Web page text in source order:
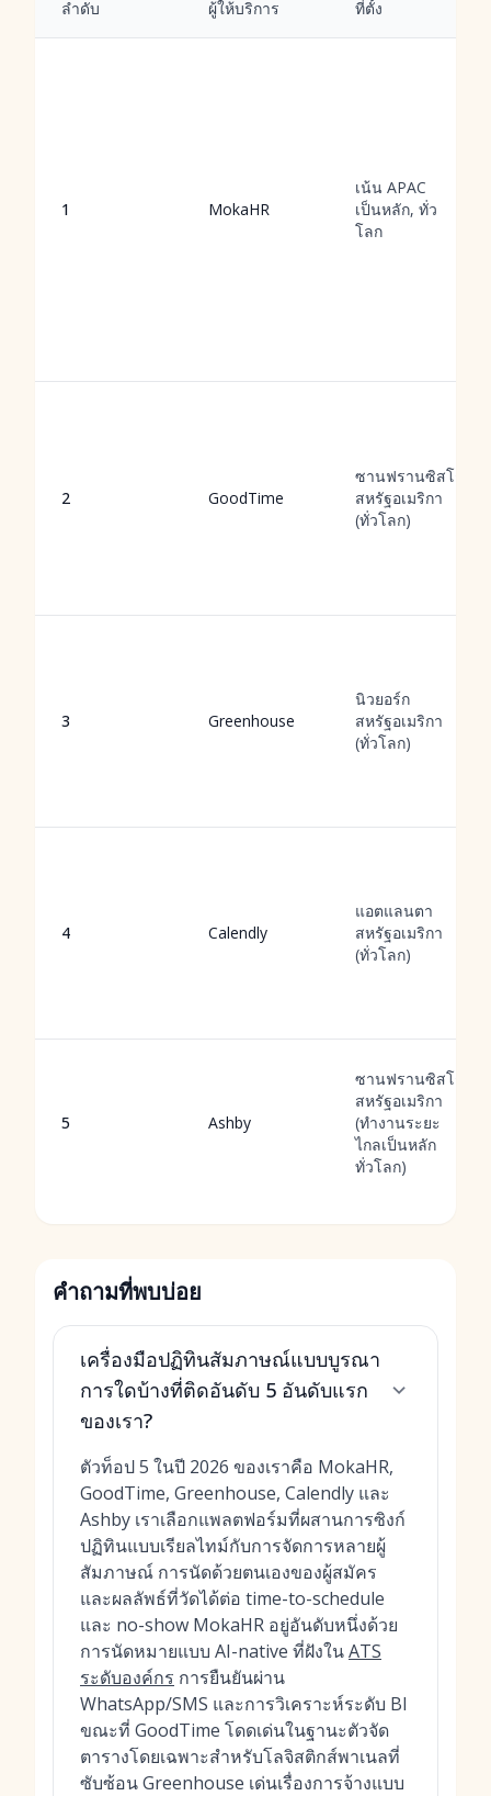
ลำดับ ผู้ให้บริการ ที่ตั้ง
1 MokaHR
เน้น APAC
เป็นหลัก, ทั่ว
โลก
2 GoodTime
ซานฟรานซิสโก
สหรัฐอเมริกา
(ทั่วโลก)
3 Greenhouse
นิวยอร์ก
สหรัฐอเมริกา
(ทั่วโลก)
4 Calendly
แอตแลนตา
สหรัฐอเมริกา
(ทั่วโลก)
5 Ashby
ซานฟรานซิสโก
สหรัฐอเมริกา
(ทำงานระยะ
ไกลเป็นหลัก
ทั่วโลก)
คำถามที่พบบ่อย
เครื่องมือปฏิทินสัมภาษณ์แบบบูรณา
การใดบ้างที่ติดอันดับ 5 อันดับแรก
ของเรา?
ตัวท็อป 5 ในปี 2026 ของเราคือ MokaHR,
GoodTime, Greenhouse, Calendly และ
Ashby เราเลือกแพลตฟอร์มที่ผสานการซิงก์
ปฏิทินแบบเรียลไทม์กับการจัดการหลายผู้
สัมภาษณ์ การนัดด้วยตนเองของผู้สมัคร
และผลลัพธ์ที่วัดได้ต่อ time-to-schedule
และ no-show MokaHR อยู่อันดับหนึ่งด้วย
การนัดหมายแบบ AI-native ที่ฝังในATS
ระดับองค์กร การยืนยันผ่าน
WhatsApp/SMS และการวิเคราะห์ระดับ BI
ขณะที่ GoodTime โดดเด่นในฐานะตัวจัด
ตารางโดยเฉพาะสำหรับโลจิสติกส์พาเนลที่
ซับซ้อน Greenhouse เด่นเรื่องการจ้างแบบ